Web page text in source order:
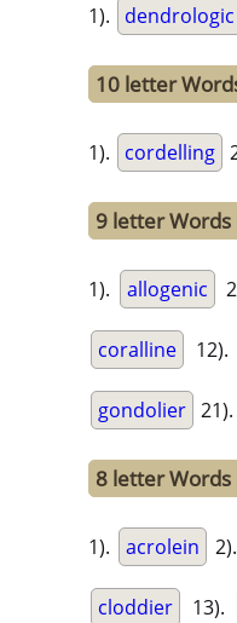
1). dendrologic
10 letter
1). cordelling
9 letter
1). allogenic
coralline 12).
gondolier 21).
8 letter
1). acrolein 2).
cloddier 13).